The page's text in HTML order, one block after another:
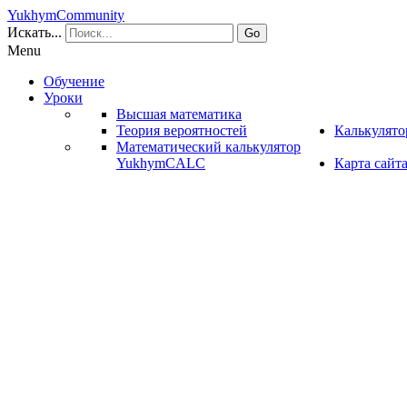
YukhymCommunity
Искать...
Go
Menu
Обучение
Уроки
Высшая математика
Теория вероятностей
Математический калькулятор
YukhymCALC
Карта сайта